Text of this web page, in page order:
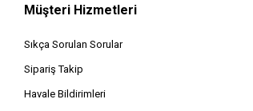
Müşteri Hizmetleri
Sıkça Sorulan Sorular
Sipariş Takip
Havale Bildirimleri